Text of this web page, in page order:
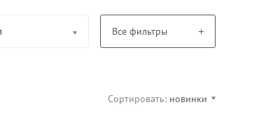
Все фильтры
Сортировать: новинки